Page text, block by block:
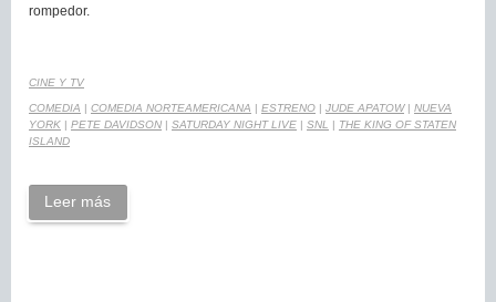
rompedor.
CINE Y TV
COMEDIA | COMEDIA NORTEAMERICANA | ESTRENO | JUDE APATOW| NUEVA
YORK | PETE DAVIDSON | SATURDAY NIGHT LIVE | SNL | THE KING OF STATEN
ISLAND
Leer más